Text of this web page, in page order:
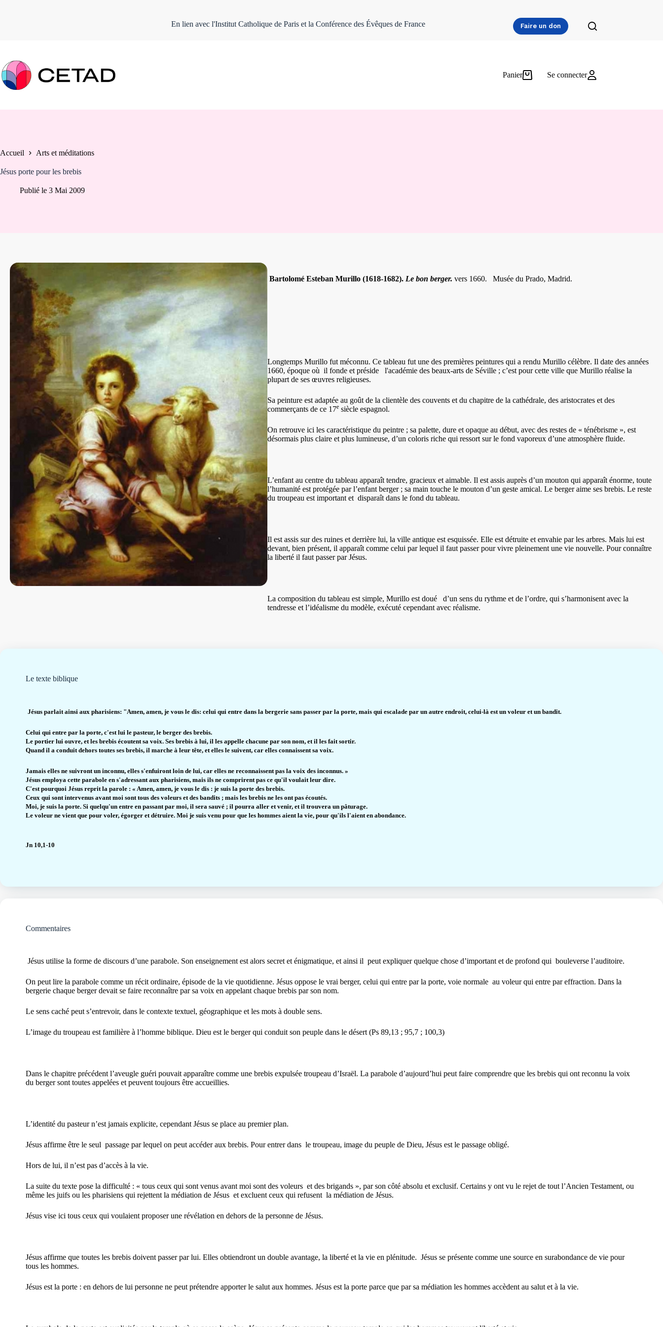
En lien avec l'Institut Catholique de Paris et la Conférence des Évêques de France Faire un don
Panier Se connecter
Accueil Arts et méditations
Jésus porte pour les brebis
Publié le 3 Mai 2009
Bartolomé Esteban Murillo (1618-1682). Le bon berger. vers 1660. Musée du Prado, Madrid.
Longtemps Murillo fut méconnu. Ce tableau fut une des premières peintures qui a rendu Murillo célèbre. Il date des années
1660, époque où il fonde et préside l'académie des beaux-arts de Séville; c’est pour cette ville que Murillo réalise la
plupart de ses œuvres religieuses.
Sa peinture est adaptée au goût de la clientèle des couvents et du chapitre de la cathédrale, des aristocrates et des
commerçants de ce 17esiècle espagnol.
On retrouve ici les caractéristique du peintre ; sa palette, dure et opaque au début, avec des restes de « ténébrisme », est
désormais plus claire et plus lumineuse, d’un coloris riche qui ressort sur le fond vaporeux d’une atmosphère fluide.
L’enfant au centre du tableau apparaît tendre, gracieux et aimable. Il est assis auprès d’un mouton qui apparaît énorme, toute
l’humanité est protégée par l’enfant berger ; sa main touche le mouton d’un geste amical. Le berger aime ses brebis. Le reste
du troupeau est important et disparaît dans le fond du tableau.
Il est assis sur des ruines et derrière lui, la ville antique est esquissée. Elle est détruite et envahie par les arbres. Mais lui est
devant, bien présent, il apparaît comme celui par lequel il faut passer pour vivre pleinement une vie nouvelle. Pour connaître
la liberté il faut passer par Jésus.
La composition du tableau est simple, Murillo est doué
d’un sens du rythme et de l’ordre, qui s’harmonisent avec la
tendresse et l’idéalisme du modèle, exécuté cependant avec réalisme.
Le texte biblique
Jésus parlait ainsi aux pharisiens: "Amen, amen, je vous le dis: celui qui entre dans la bergerie sans passer par la porte, mais qui escalade par un autre endroit, celui-là est un voleur et un bandit.
Celui qui entre par la porte, c'est lui le pasteur, le berger des brebis.
Le portier lui ouvre, et les brebis écoutent sa voix. Ses brebis à lui, il les appelle chacune par son nom, et il les fait sortir.
Quand il a conduit dehors toutes ses brebis, il marche à leur tête, et elles le suivent, car elles connaissent sa voix.
Jamais elles ne suivront un inconnu, elles s'enfuiront loin de lui, car elles ne reconnaissent pas la voix des inconnus. »
Jésus employa cette parabole en s'adressant aux pharisiens, mais ils ne comprirent pas ce qu'il voulait leur dire.
C'est pourquoi Jésus reprit la parole : « Amen, amen, je vous le dis : je suis la porte des brebis.
Ceux qui sont intervenus avant moi sont tous des voleurs et des bandits ; mais les brebis ne les ont pas écoutés.
Moi, je suis la porte. Si quelqu'un entre en passant par moi, il sera sauvé ; il pourra aller et venir, et il trouvera un pâturage.
Le voleur ne vient que pour voler, égorger et détruire. Moi je suis venu pour que les hommes aient la vie, pour qu'ils l'aient en abondance.
Jn 10,1-10
Commentaires
Jésus utilise la forme de discours d’une parabole. Son enseignement est alors secret et énigmatique, et ainsi il peut expliquer quelque chose d’important et de profond qui bouleverse l’auditoire.
On peut lire la parabole comme un récit ordinaire, épisode de la vie quotidienne. Jésus oppose le vrai berger, celui qui entre par la porte, voie normale au voleur qui entre par effraction. Dans la
bergerie chaque berger devait se faire reconnaître par sa voix en appelant chaque brebis par son nom.
Le sens caché peut s’entrevoir, dans le contexte textuel, géographique et les mots à double sens.
L’image du troupeau est familière à l’homme biblique. Dieu est le berger qui conduit son peuple dans le désert (Ps 89,13 ; 95,7 ; 100,3)
Dans le chapitre précédent l’aveugle guéri pouvait apparaître comme une brebis expulsée troupeau d’Israël. La parabole d’aujourd’hui peut faire comprendre que les brebis qui ont reconnu la voix
du berger sont toutes appelées et peuvent toujours être accueillies.
L’identité du pasteur n’est jamais explicite, cependant Jésus se place au premier plan.
Jésus affirme être le seul passage par lequel on peut accéder aux brebis. Pour entrer dans le troupeau, image du peuple de Dieu, Jésus est le passage obligé.
Hors de lui, il n’est pas d’accès à la vie.
La suite du texte pose la difficulté : « tous ceux qui sont venus avant moi sont des voleurs et des brigands », par son côté absolu et exclusif. Certains y ont vu le rejet de tout l’Ancien Testament, ou
même les juifs ou les pharisiens qui rejettent la médiation de Jésus et excluent ceux qui refusent la médiation de Jésus.
Jésus vise ici tous ceux qui voulaient proposer une révélation en dehors de la personne de Jésus.
Jésus affirme que toutes les brebis doivent passer par lui. Elles obtiendront un double avantage, la liberté et la vie en plénitude. Jésus se présente comme une source en surabondance de vie pour
tous les hommes.
Jésus est la porte : en dehors de lui personne ne peut prétendre apporter le salut aux hommes. Jésus est la porte parce que par sa médiation les hommes accèdent au salut et à la vie.